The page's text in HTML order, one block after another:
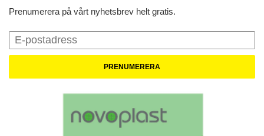
Prenumerera på vårt nyhetsbrev helt gratis.